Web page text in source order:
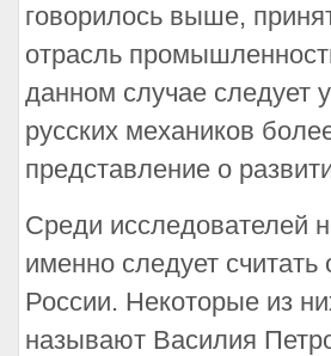
говорилось выше,
отрасль
данном случае следует
русских механиков
представление о
Среди исследователей
именно следует
России. Некоторые из
называют Василия